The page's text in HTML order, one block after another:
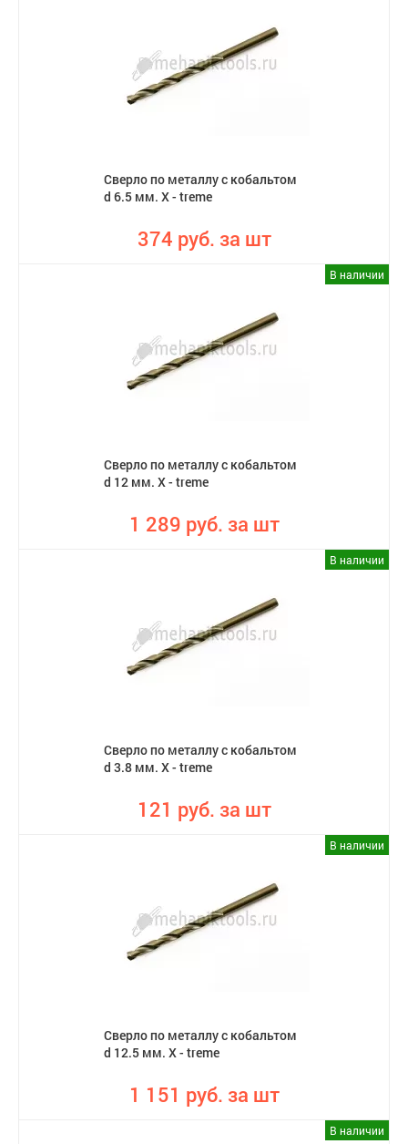
Сверло по металлу с кобальтом
d 6.5 мм. X - treme
374 руб. за шт
В наличии
Сверло по металлу с кобальтом
d 12 мм. X - treme
1 289 руб. за шт
В наличии
Сверло по металлу с кобальтом
d 3.8 мм. X - treme
121 руб. за шт
В наличии
Сверло по металлу с кобальтом
d 12.5 мм. X - treme
1 151 руб. за шт
В наличии